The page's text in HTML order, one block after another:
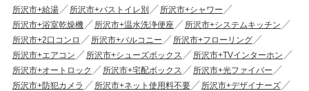
所沢市+給湯 所沢市+バストイレ別
所沢市+シャワー
所沢市+浴室乾燥機
所沢市+温水洗浄便座
所沢市+システムキッチン
所沢市+2口コンロ
所沢市+バルコニー
所沢市+フローリング
所沢市+エアコン
所沢市+シューズボックス
所沢市+TVインターホン
所沢市+オートロック
所沢市+宅配ボックス
所沢市+光ファイバー
所沢市+防犯カメラ
所沢市+ネット使用料不要
所沢市+デザイナーズ